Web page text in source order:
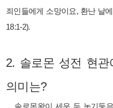
죄인들에게 소망이요, 환난 날
18:1-2).
2. 솔로몬 성전 현
의미는?
솔로몬왕이 세운 두 놋기둥